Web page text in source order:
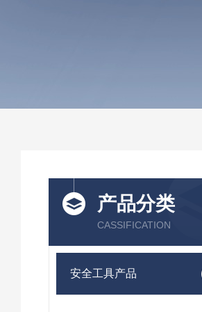
产品分类
CASSIFICATION
安全工具产品